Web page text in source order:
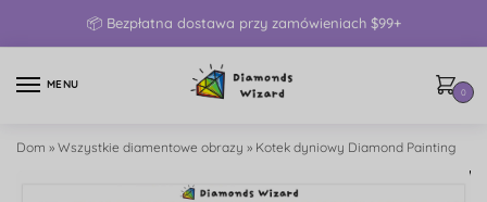
📦 Bezpłatna dostawa przy zamówieniach $99+
MENU
0
Dom » Wszystkie diamentowe obrazy » Kotek dyniowy Diamond Painting